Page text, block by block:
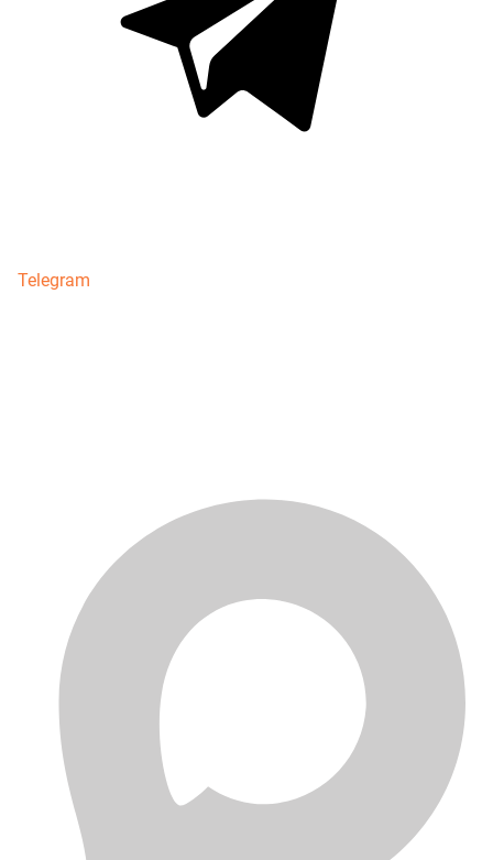
Telegram